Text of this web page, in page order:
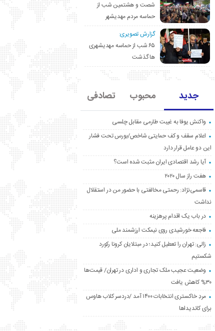
شصت و هشتمین شب از
حماسه مردم مهدیشهر
گزارش تصویری:
۶۵ شب از حماسه مهدیشهری
ها گذشت
جدید محبوب تصادفی
واکنش یوفا به غیبت طارمی مقابل چلسی
اعلام سقف و کف حمایتی شاخص/بورس تحت فشار
این دو عامل قرار دارد
آیا رشد اقتصادی ایران مثبت شده است؟
هفت راز سال ۲۰۲۰
قاسمی‌نژاد: رحمتی مخالفتی با حضور من در استقلال
نداشت
در باب یک اقدام پرهزینه
فاجعه خورشیدی روی نیمکت ارزشمند ملی
زالی: تهران را تعطیل کنید؛ در مبتلایان کرونا رکورد
شکستیم
وضعیت عجیب ملک تجاری و اداری در تهران/ قیمت‌ها
۳۰% کاهش یافت
مردِ خاکستری انتخابات ۱۴۰۰ آمد /دردسر کلاب هاوس
برای کاندیداها